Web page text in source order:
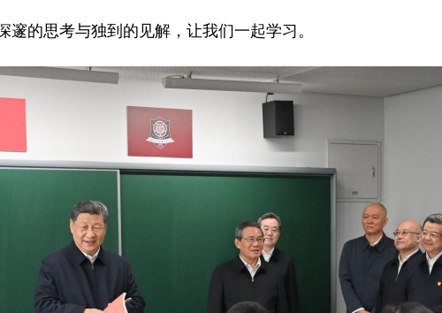
的思考与独到的见解，让我们一起学习。